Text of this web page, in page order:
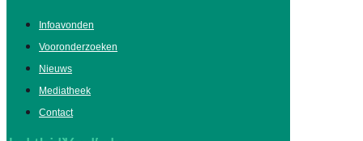
Infoavonden
Vooronderzoeken
Nieuws
Mediatheek
Contact